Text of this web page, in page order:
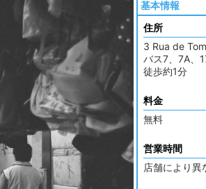
基本情報
住所
3 Rua de
バス7、7A、
徒歩約1分
料金
無料
営業時間
店舗により異